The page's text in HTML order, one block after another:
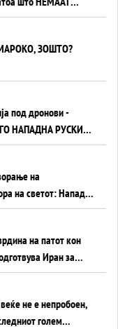
МАРОКО, ЗОШТО?
под дронови -
НАПАДНА РУСКИОТ
на
на светот: Нападот
енергетски
на патот кон
Иран за
инвазија
не е непробоен,
голем